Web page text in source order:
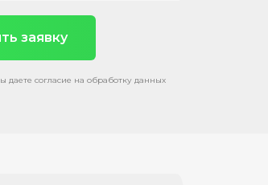
заявку
даете согласие на обработку данных